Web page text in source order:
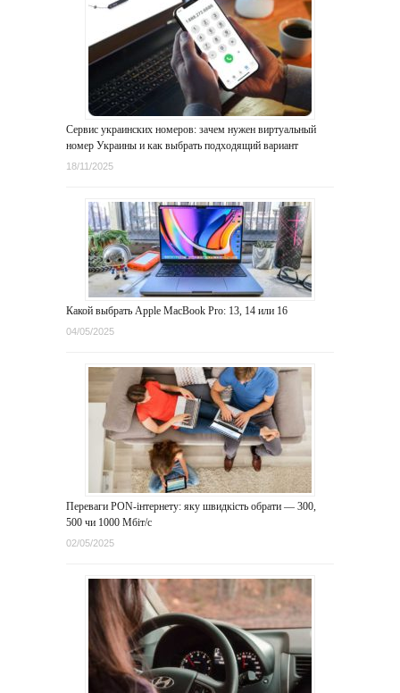
Сервис украинских номеров: зачем нужен виртуальный
номер Украины и как выбрать подходящий вариант
18/11/2025
Какой выбрать Apple MacBook Pro: 13, 14 или 16
04/05/2025
Переваги PON-інтернету: яку швидкість обрати — 300,
500 чи 1000 Мбіт/с
02/05/2025